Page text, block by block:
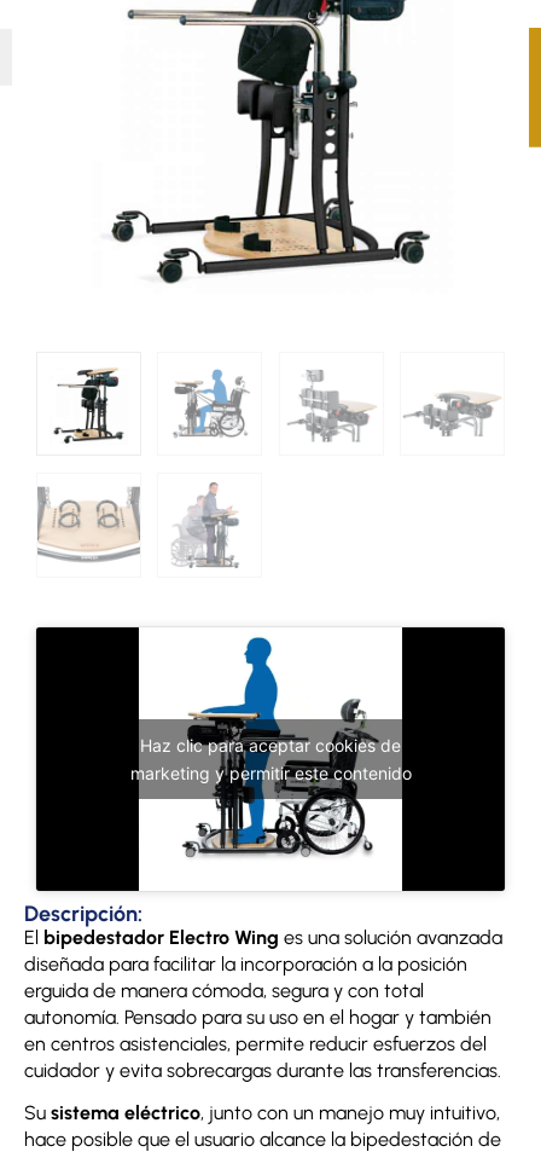
Haz clic para aceptar cookies de
marketing y permitir este contenido
Descripción:
El bipedestador Electro Wing es una solución avanzada
diseñada para facilitar la incorporación a la posición
erguida de manera cómoda, segura y con total
autonomía. Pensado para su uso en el hogar y también
en centros asistenciales, permite reducir esfuerzos del
cuidador y evita sobrecargas durante las transferencias.
Su sistema eléctrico, junto con un manejo muy intuitivo,
hace posible que el usuario alcance la bipedestación de